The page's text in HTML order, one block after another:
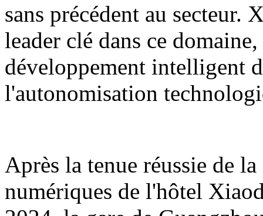
sans précédent au secteur.
leader clé dans ce
développement intelligent
l'autonomisation
Après la tenue réussie de
numériques de l'hôtel